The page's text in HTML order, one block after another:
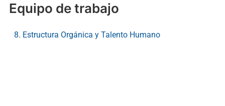
Equipo de trabajo
8. Estructura Orgánica y Talento Humano